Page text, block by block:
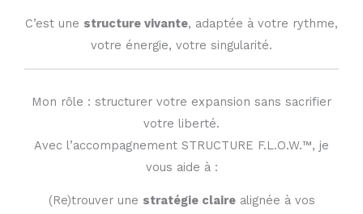
C’est une structure vivante, adaptée à votre rythme,
votre énergie, votre singularité.
Mon rôle : structurer votre expansion sans sacrifier
votre liberté.
Avec l’accompagnement STRUCTURE F.L.O.W.™, je
vous aide à :
(Re)trouver une stratégie clairealignée à vos